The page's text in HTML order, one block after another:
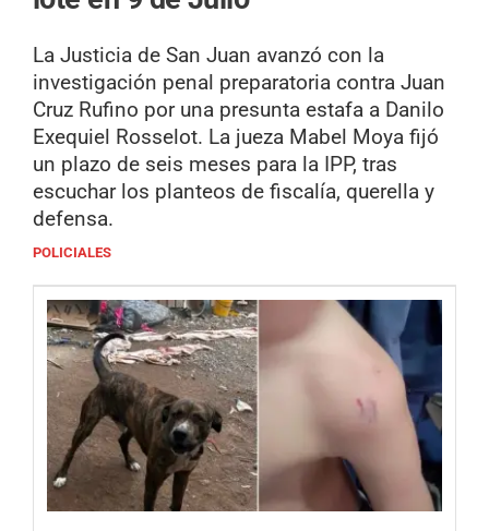
La Justicia de San Juan avanzó con la
investigación penal preparatoria contra Juan
Cruz Rufino por una presunta estafa a Danilo
Exequiel Rosselot. La jueza Mabel Moya fijó
un plazo de seis meses para la IPP, tras
escuchar los planteos de fiscalía, querella y
defensa.
POLICIALES